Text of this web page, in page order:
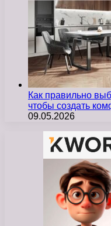
Как правильно
чтобы создать
09.05.2026